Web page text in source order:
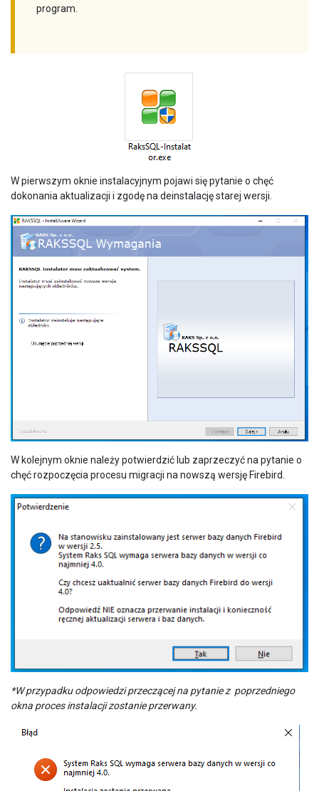
program.
W pierwszym oknie instalacyjnym pojawi się pytanie o chęć
dokonania aktualizacji i zgodę na deinstalację starej wersji.
W kolejnym oknie należy potwierdzić lub zaprzeczyć na pytanie o
chęć rozpoczęcia procesu migracji na nowszą wersję Firebird.
*W przypadku odpowiedzi przeczącej na pytanie z poprzedniego
okna proces instalacji zostanie przerwany.